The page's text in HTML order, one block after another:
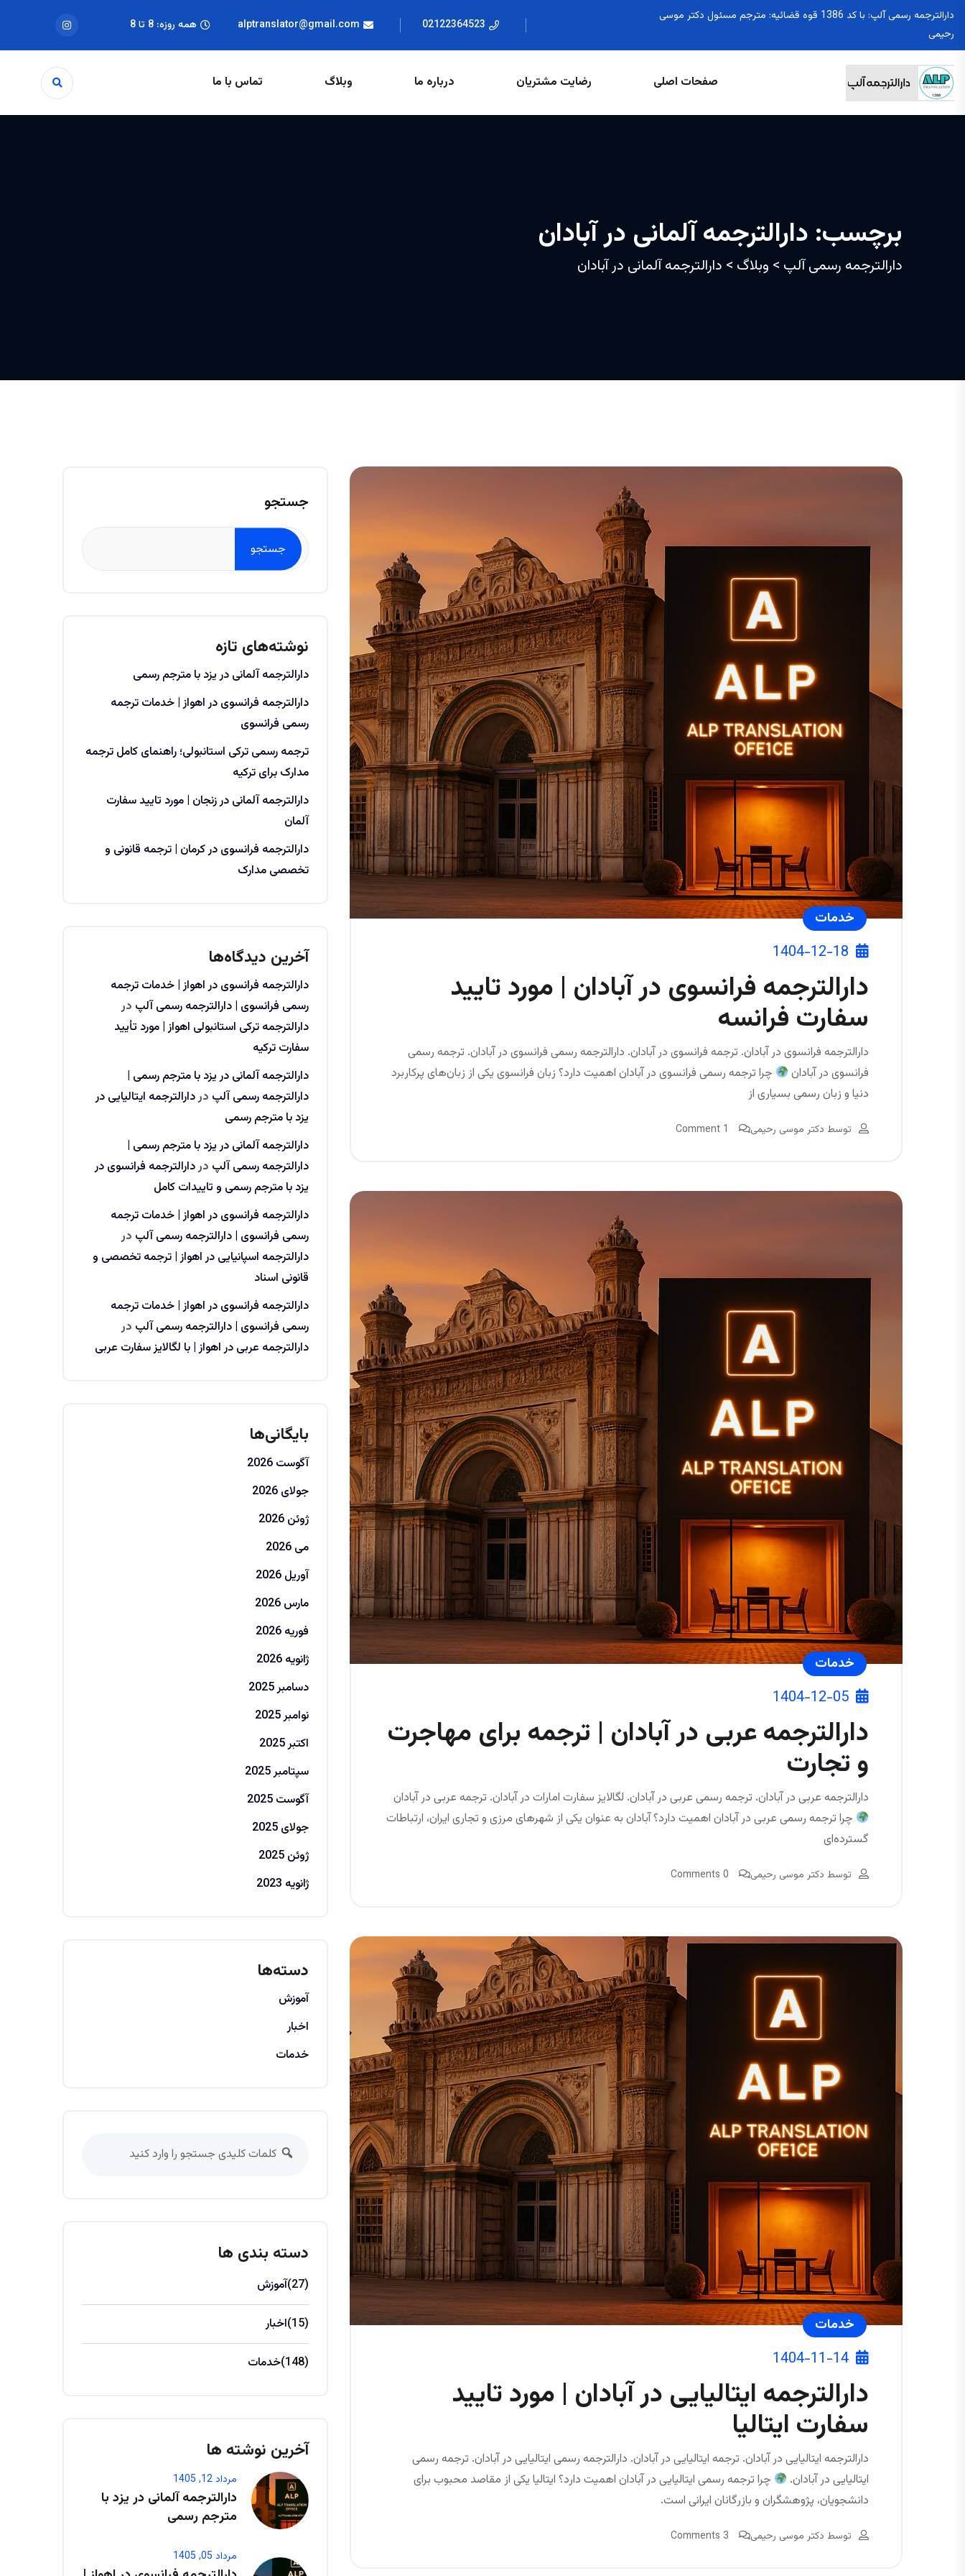
دارالترجمه رسمی آلپ: با کد 1386 قوه قضائیه: مترجم مسئول دکتر موسی
رحیمی
02122364523
alptranslator@gmail.com همه روزه: 8 تا 8
صفحات اصلی رضایت مشتریان درباره ما وبلاگ تماس با ما
برچسب: دارالترجمه آلمانی در آبادان
دارالترجمه رسمی آلپ > وبلاگ > دارالترجمه آلمانی در آبادان
خدمات
1404-12-18
دارالترجمه فرانسوی در آبادان | مورد تایید
سفارت فرانسه
دارالترجمه فرانسوی در آبادان. ترجمه فرانسوی در آبادان. دارالترجمه رسمی فرانسوی در آبادان. ترجمه رسمی
فرانسوی در آبادان
چرا ترجمه رسمی فرانسوی در آبادان اهمیت دارد؟ زبان فرانسوی یکی از زبان‌های پرکاربرد
دنیا و زبان رسمی بسیاری از
توسط دکتر موسی رحیمی 1 Comment
خدمات
1404-12-05
دارالترجمه عربی در آبادان | ترجمه برای مهاجرت
و تجارت
دارالترجمه عربی در آبادان. ترجمه رسمی عربی در آبادان. لگالایز سفارت امارات در آبادان. ترجمه عربی در آبادان
چرا ترجمه رسمی عربی در آبادان اهمیت دارد؟ آبادان به عنوان یکی از شهرهای مرزی و تجاری ایران، ارتباطات
گسترده‌ای
توسط دکتر موسی رحیمی 0 Comments
خدمات
1404-11-14
دارالترجمه ایتالیایی در آبادان | مورد تایید
سفارت ایتالیا
دارالترجمه ایتالیایی در آبادان. ترجمه ایتالیایی در آبادان. دارالترجمه رسمی ایتالیایی در آبادان. ترجمه رسمی
ایتالیایی در آبادان.
چرا ترجمه رسمی ایتالیایی در آبادان اهمیت دارد؟ ایتالیا یکی از مقاصد محبوب برای
دانشجویان، پژوهشگران و بازرگانان ایرانی است.
توسط دکتر موسی رحیمی 3 Comments
جستجو
جستجو
نوشته‌های تازه
دارالترجمه آلمانی در یزد با مترجم رسمی
دارالترجمه فرانسوی در اهواز | خدمات ترجمه
رسمی فرانسوی
ترجمه رسمی ترکی استانبولی؛ راهنمای کامل ترجمه
مدارک برای ترکیه
دارالترجمه آلمانی در زنجان | مورد تایید سفارت
آلمان
دارالترجمه فرانسوی در کرمان | ترجمه قانونی و
تخصصی مدارک
آخرین دیدگاه‌ها
دارالترجمه فرانسوی در اهواز | خدمات ترجمه
رسمی فرانسوی | دارالترجمه رسمی آلپ در
دارالترجمه ترکی استانبولی اهواز | مورد تأیید
سفارت ترکیه
دارالترجمه آلمانی در یزد با مترجم رسمی |
دارالترجمه رسمی آلپ دردارالترجمه ایتالیایی در
یزد با مترجم رسمی
دارالترجمه آلمانی در یزد با مترجم رسمی |
دارالترجمه رسمی آلپ دردارالترجمه فرانسوی در
یزد با مترجم رسمی و تاییدات کامل
دارالترجمه فرانسوی در اهواز | خدمات ترجمه
رسمی فرانسوی | دارالترجمه رسمی آلپ در
دارالترجمه اسپانیایی در اهواز | ترجمه تخصصی و
قانونی اسناد
دارالترجمه فرانسوی در اهواز | خدمات ترجمه
رسمی فرانسوی | دارالترجمه رسمی آلپ در
دارالترجمه عربی در اهواز | با لگالایز سفارت عربی
بایگانی‌ها
آگوست 2026
جولای 2026
ژوئن 2026
می 2026
آوریل 2026
مارس 2026
فوریه 2026
ژانویه 2026
دسامبر 2025
نوامبر 2025
اکتبر 2025
سپتامبر 2025
آگوست 2025
جولای 2025
ژوئن 2025
ژانویه 2023
دسته‌ها
آموزش
اخبار
خدمات
دسته بندی ها
آموزش (27)
اخبار (15)
خدمات (148)
آخرین نوشته ها
مرداد 12, 1405
دارالترجمه آلمانی در یزد با
مترجم رسمی
مرداد 05, 1405